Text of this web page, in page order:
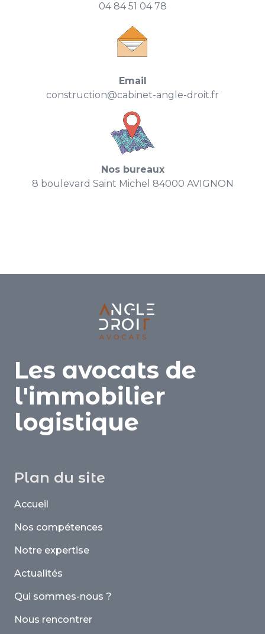
04 84 51 04 78
Email
construction@cabinet-angle-droit.fr
Nos bureaux
8 boulevard Saint Michel 84000 AVIGNON
Les avocats de
l'immobilier
logistique
Plan du site
Accueil
Nos compétences
Notre expertise
Actualités
Qui sommes-nous ?
Nous rencontrer